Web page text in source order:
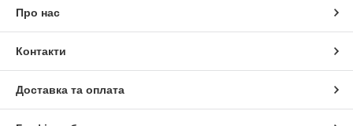
Про нас
Контакти
Доставка та оплата